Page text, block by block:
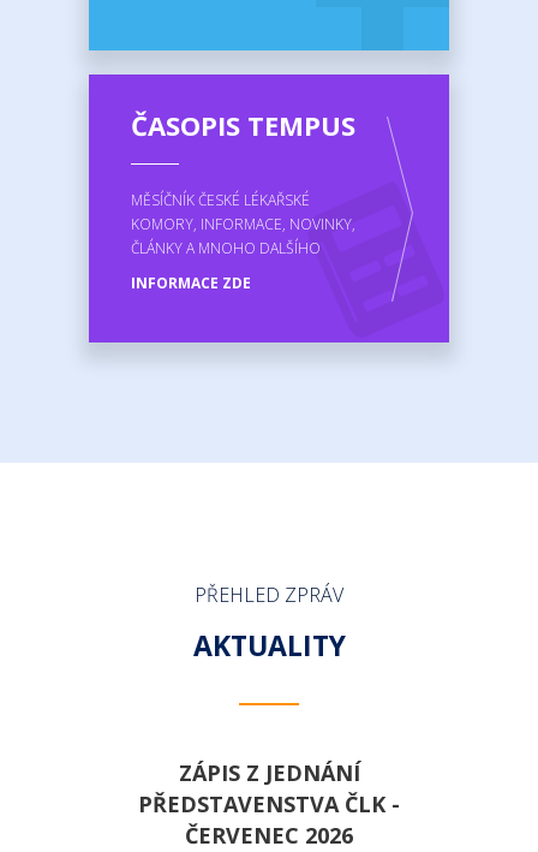
ČASOPIS TEMPUS
MĚSÍČNÍK ČESKÉ LÉKAŘSKÉ
KOMORY, INFORMACE, NOVINKY,
ČLÁNKY A MNOHO DALŠÍHO
INFORMACE ZDE
PŘEHLED ZPRÁV
AKTUALITY
ZÁPIS Z JEDNÁNÍ
PŘEDSTAVENSTVA ČLK -
ČERVENEC 2026